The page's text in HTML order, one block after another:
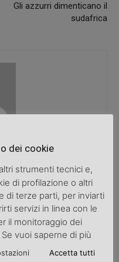
Gli azzurri dimenticano il
sudafrica
dei cookie
strumenti tecnici e,
di profilazione o altri
di terze parti, per inviarti
servizi in linea con le
il monitoraggio dei
vuoi saperne di più
Accetta tutti